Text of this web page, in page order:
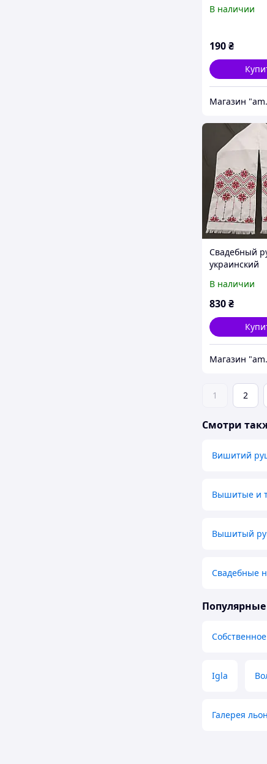
В наличии
190₴
Свадебный
украинский
В наличии
830₴
1 2
Смотри
Вишитий
Вышитые и
Вышитый
Свадебные
Igla
Галерея